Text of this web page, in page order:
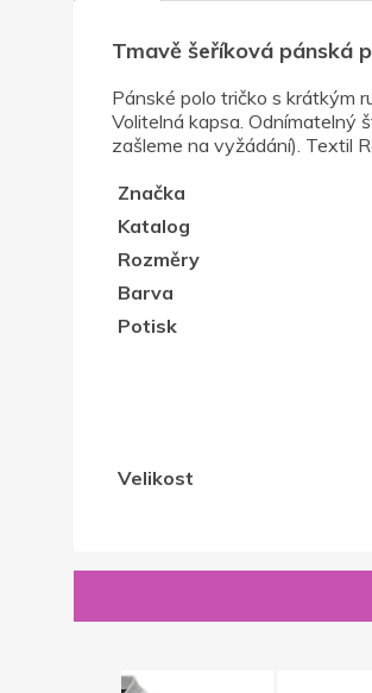
Tmavě šeříková pánská
Pánské polo tričko s krátkým
Volitelná kapsa. Odnímatelný
zašleme na vyžádání). Textil
Značka
Katalog
Rozměry
Barva
Potisk
Velikost